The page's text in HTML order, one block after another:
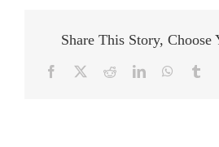
Über
das
Share This Story, Choose
Facebook RedditLinkedIn